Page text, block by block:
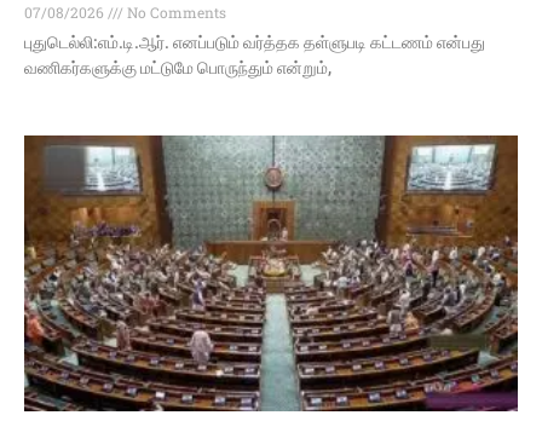
07/08/2026
No Comments
புதுடெல்லி:எம்.டி.ஆர். எனப்படும் வர்த்தக தள்ளுபடி கட்டணம் என்பது
வணிகர்களுக்கு மட்டுமே பொருந்தும் என்றும்,